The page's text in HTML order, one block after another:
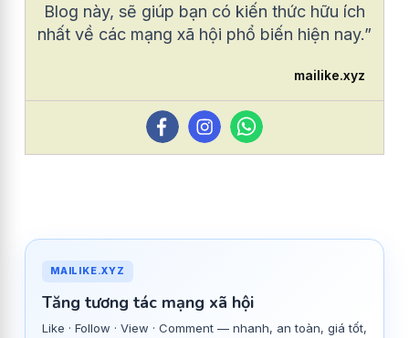
Blog này, sẽ giúp bạn có kiến thức hữu ích
nhất về các mạng xã hội phổ biến hiện nay.”
mailike.xyz
MAILIKE.XYZ
Tăng tương tác mạng xã hội
Like · Follow · View · Comment — nhanh, an toàn, giá tốt,